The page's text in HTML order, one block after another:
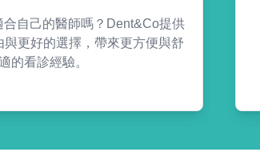
自己的醫師嗎？Dent&Co提供
與更好的選擇，帶來更方便與舒
的看診經驗。